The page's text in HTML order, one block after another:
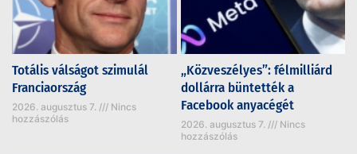
Totális válságot szimulál
Franciaország
2026. augusztus 7.
Nincs
hozzászólás
„Közveszélyes”: félmilliárd
dollárra büntették a
Facebook anyacégét
2026. augusztus 7.
Nincs
hozzászólás